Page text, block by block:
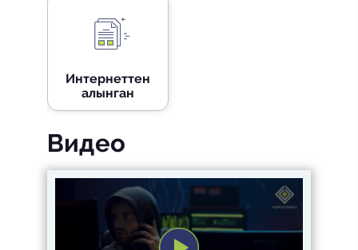
Интернеттен
алынган
материалдар
Видео